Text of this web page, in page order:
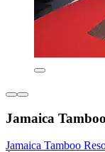
Jamaica
Jamaica Tamboo